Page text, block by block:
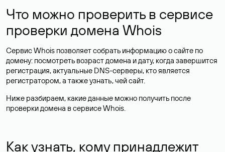
Что можно проверить в сервисе
проверки домена Whois
Сервис Whois позволяет собрать информацию о сайте по
домену: посмотреть возраст домена и дату, когда завершится
регистрация, актуальные DNS-серверы, кто является
регистратором, а также узнать, чей сайт.
Ниже разбираем, какие данные можно получить после
проверки домена в сервисе Whois.
Как узнать, кому принадлежит